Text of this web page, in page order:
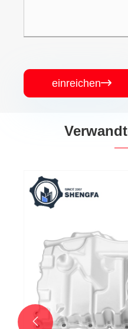
einreichen
Mehr sehen >>
